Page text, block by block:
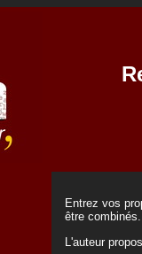
Entrez vos
être combinés.
L'auteur